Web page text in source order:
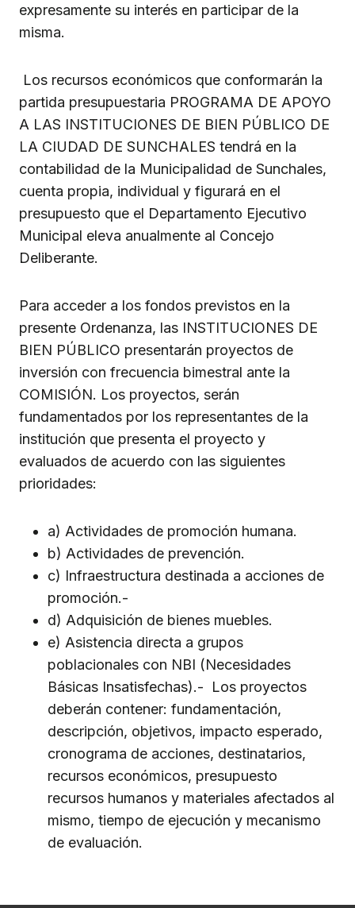
expresamente su interés en participar de la
misma.
Los recursos económicos que conformarán la
partida presupuestaria PROGRAMA DE APOYO
A LAS INSTITUCIONES DE BIEN PÚBLICO DE
LA CIUDAD DE SUNCHALES tendrá en la
contabilidad de la Municipalidad de Sunchales,
cuenta propia, individual y figurará en el
presupuesto que el Departamento Ejecutivo
Municipal eleva anualmente al Concejo
Deliberante.
Para acceder a los fondos previstos en la
presente Ordenanza, las INSTITUCIONES DE
BIEN PÚBLICO presentarán proyectos de
inversión con frecuencia bimestral ante la
COMISIÓN. Los proyectos, serán
fundamentados por los representantes de la
institución que presenta el proyecto y
evaluados de acuerdo con las siguientes
prioridades:
a) Actividades de promoción humana.
b) Actividades de prevención.
c) Infraestructura destinada a acciones de
promoción.-
d) Adquisición de bienes muebles.
e) Asistencia directa a grupos
poblacionales con NBI (Necesidades
Básicas Insatisfechas).- Los proyectos
deberán contener: fundamentación,
descripción, objetivos, impacto esperado,
cronograma de acciones, destinatarios,
recursos económicos, presupuesto
recursos humanos y materiales afectados al
mismo, tiempo de ejecución y mecanismo
de evaluación.